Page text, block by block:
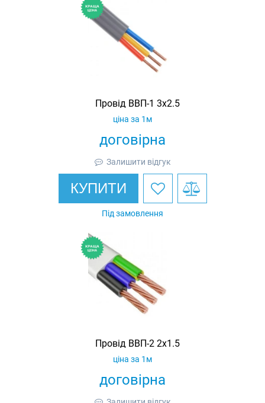
Провід ВВП-1 3х2.5
договірна
ціна за 1м
Залишити відгук
КУПИТИ
Під замовлення
Провід ВВП-2 2х1.5
договірна
ціна за 1м